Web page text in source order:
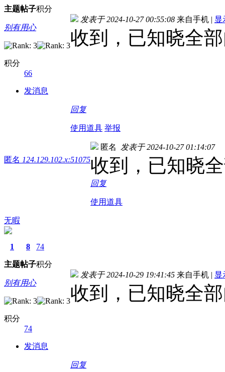
主题帖子积分
别有用心
积分
66
发消息
发表于 2024-10-27 00:55:08 来自手机 | 显
收到，已知晓全
回复
使用道具 举报
匿名 124.129.102.x:51075
匿名 发表于 2024-10-27 01:14:07
收到，已知晓
回复
使用道具
无暇
1
主题
8
帖子
74
积分
别有用心
积分
74
发消息
发表于 2024-10-29 19:41:45 来自手机 | 显
收到，已知晓全
回复